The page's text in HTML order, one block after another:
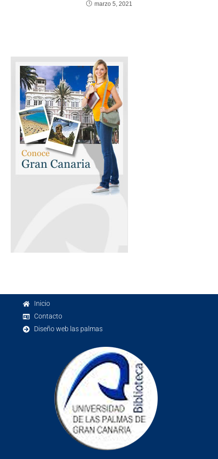
marzo 5, 2021
Inicio
Contacto
Diseño web las palmas